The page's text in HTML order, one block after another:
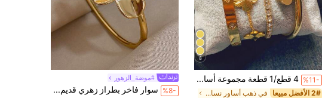
8
%11- 4 قطع/1 قطعة مجموعة أساور فاخرة من الفولاذ المقاوم للصدأ مرصعة بالألماس بتصميم البرسيم رباعي الأوراق والنجمة، مجوهرات نسائية أنيقة عتيقة مناسبة للارتداء اليومي والهدايا والحفلات وهدايا عيد الميلاد العصرية
2# الأفضل مبيعا في ذهب أساور نسائية
#موضة_الزهور
%8- سوار فاخر بطراز زهري قديم، سوار نسائي أنيق من الفولاذ المقاوم للصدأ، سوار مفتوح، إكسسوار يومي وحفلات، هدية عيد الميلاد